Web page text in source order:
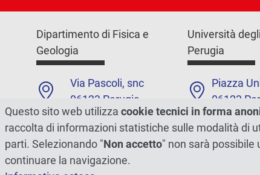
Dipartimento di Fisica e
Geologia
Via Pascoli, snc
06123 Perugia
+39 0755852700
Contatti
Università
Perugia
Piazza
06123
+39
Questo sito web utilizza cookie tecnici in forma
raccolta di informazioni statistiche sulle modalità di
parti. Selezionando "Non accetto" non sarà possibile
continuare la navigazione.